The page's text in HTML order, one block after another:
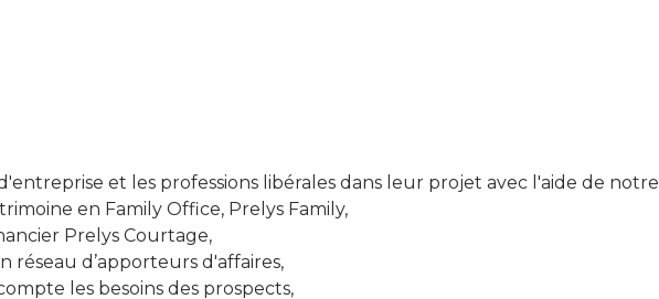
et les professions libérales dans leur projet avec l'aide de notre
en Family Office, Prelys Family,
Prelys Courtage,
réseau d’apporteurs d'affaires,
les besoins des prospects,